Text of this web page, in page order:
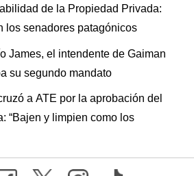
de la Propiedad Privada:
los senadores patagónicos
James, el intendente de Gaiman
su segundo mandato
a ATE por la aprobación del
“Bajen y limpien como los